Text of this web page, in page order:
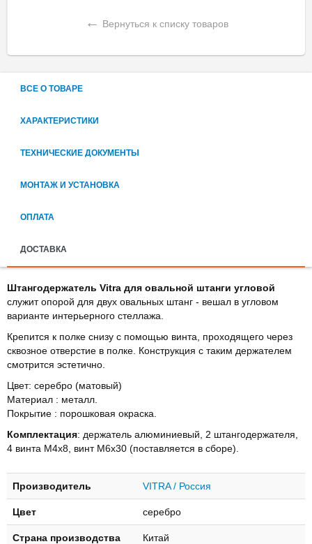
← Вернуться к списку товаров
ВСЕ О ТОВАРЕ
ХАРАКТЕРИСТИКИ
ТЕХНИЧЕСКИЕ ДОКУМЕНТЫ
МОНТАЖ И УСТАНОВКА
ОПЛАТА
ДОСТАВКА
Штангодержатель Vitra для овальной штанги угловой
служит опорой для двух овальных штанг - вешал в угловом
варианте интерьерного стеллажа.
Крепится к полке снизу с помощью винта, проходящего через
сквозное отверстие в полке. Конструкция с таким держателем
смотрится эстетично.
Цвет: серебро (матовый)
Материал : металл.
Покрытие : порошковая окраска.
Комплектация: держатель алюминиевый, 2 штангодержателя,
4 винта М4х8, винт М6х30 (поставляется в сборе).
Производитель VITRA / Россия
Цвет серебро
Страна производства Китай